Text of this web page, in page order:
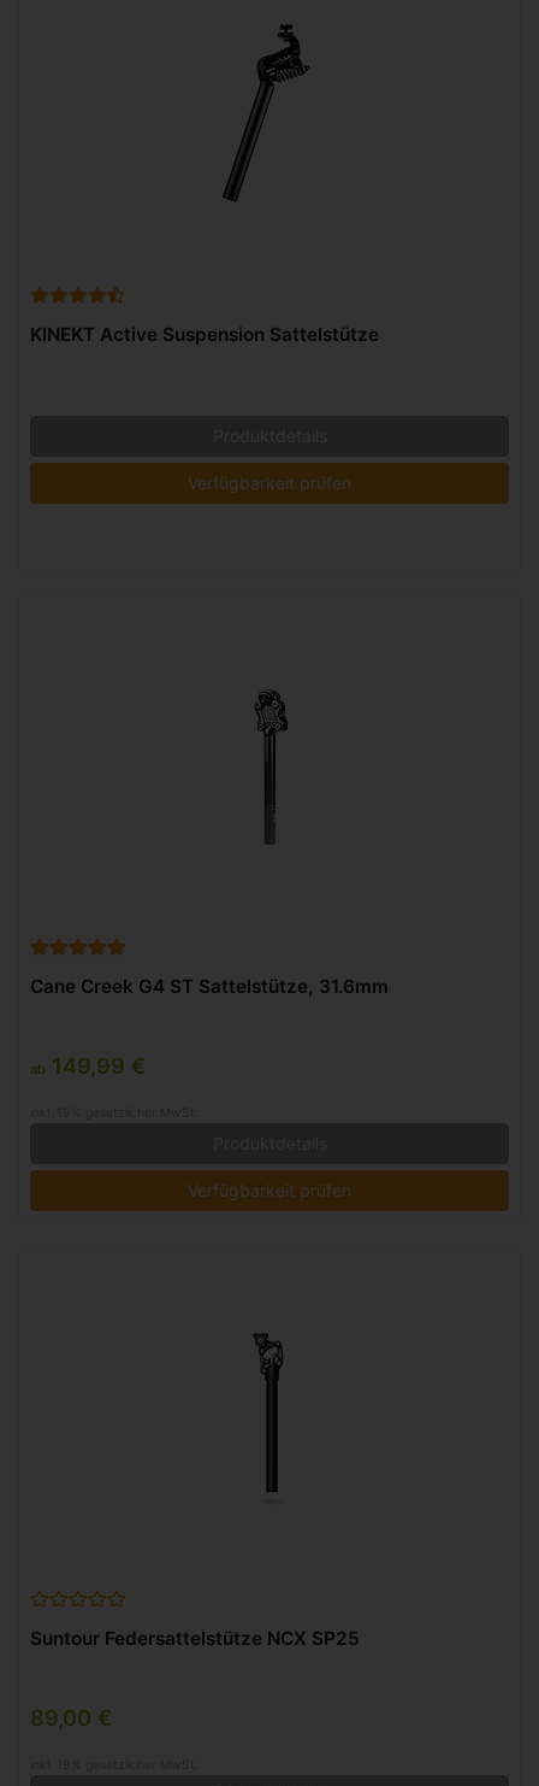
KINEKT Active Suspension Sattelstütze
Verfügbarkeit prüfen
Cane Creek G4 ST Sattelstütze, 31.6mm
ab 149,99 €
Verfügbarkeit prüfen
Suntour Federsattelstütze NCX SP25
89,00 €